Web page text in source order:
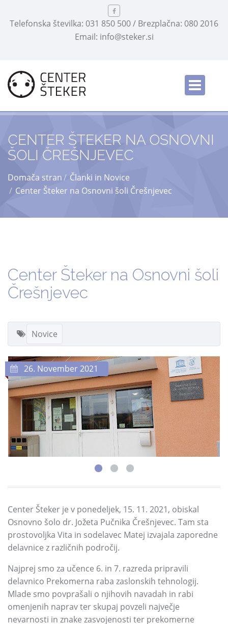
Telefonska številka: 031 850 500 / Brezplačna: 080 2016
Email: info@steker.si
CENTER ŠTEKER NA OSNOVNI
ŠOLI ČREŠNJEVEC
Domača stran
Članki in Novice
Center Šteker na Osnovni šoli Črešnjevec
Center Šteker na Osnovni šoli
Črešnjevec
Novice
26. November 2021
Center Šteker je v ponedeljek, 15. 11. 2021, obiskal
Osnovno šolo dr. Jožeta Pučnika Črešnjevec. Tam sta
prostovoljka Vita in sodelavec Matej izvajala zaporedne
delavnice z različnih področij.
Najprej smo za učence 6. in 7. razreda pripravili
delavnico Prekomerna raba zaslonskih tehnologij.
Mlade smo povprašali o njihovih navadah in rabi
omenjenih naprav ter skupaj povzeli največje
nevarnosti in znake zasvojenosti ter prekomerne